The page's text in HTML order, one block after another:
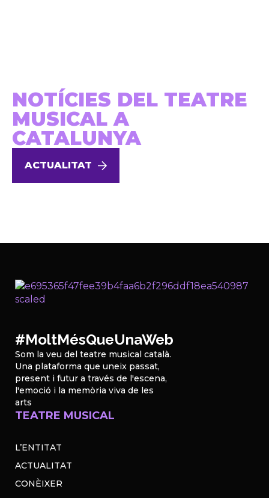
NOTÍCIES DEL TEATRE
MUSICAL A
CATALUNYA
ACTUALITAT
#MoltMésQueUnaWeb
Som la veu del teatre musical català.
Una plataforma que uneix passat,
present i futur a través de l'escena,
l'emoció i la memòria viva de les
arts
TEATRE MUSICAL
L’ENTITAT
ACTUALITAT
CONÈIXER